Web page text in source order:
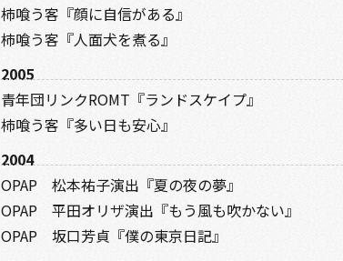
柿喰う客『顔に自信がある』
柿喰う客『人面犬を煮る』
2005
青年団リンクROMT『ランドスケイプ』
柿喰う客『多い日も安心』
2004
OPAP 松本祐子演出『夏の夜の夢』
OPAP 平田オリザ演出『もう風も吹かない』
OPAP 坂口芳貞『僕の東京日記』